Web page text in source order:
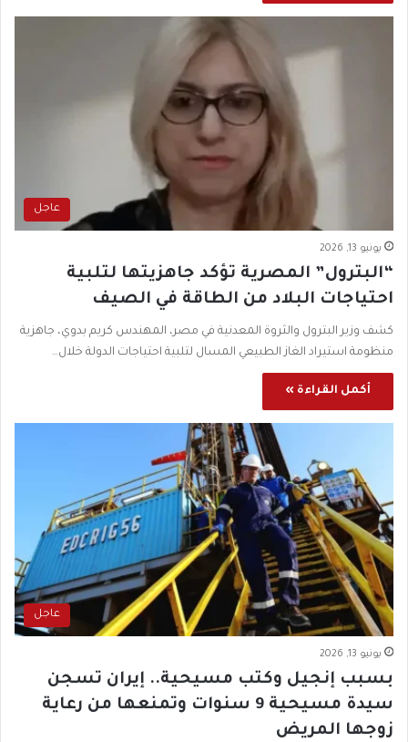
عاجل
يونيو 13, 2026
“البترول” المصرية تؤكد جاهزيتها لتلبية
احتياجات البلاد من الطاقة في الصيف
كشف وزير البترول والثروة المعدنية في مصر، المهندس كريم بدوي، جاهزية
منظومة استيراد الغاز الطبيعي المسال لتلبية احتياجات الدولة خلال…
أكمل القراءة »
عاجل
يونيو 13, 2026
بسبب إنجيل وكتب مسيحية.. إيران تسجن
سيدة مسيحية 9 سنوات وتمنعها من رعاية
زوجها المريض